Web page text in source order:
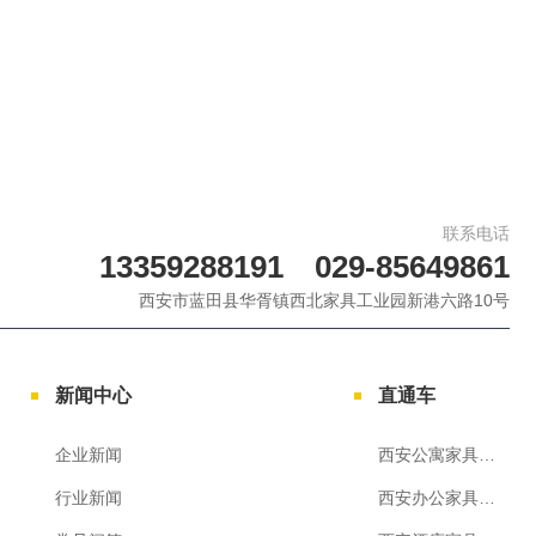
联系电话
13359288191 029-85649861
西安市蓝田县华胥镇西北家具工业园新港六路10号
新闻中心
企业新闻
行业新闻
直通车
西安公寓家具定制
西安办公家具厂家